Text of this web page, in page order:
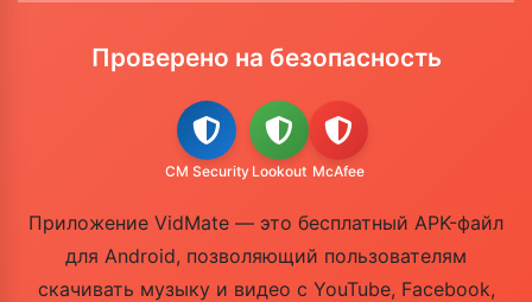
Проверено на безопасность
CM Security Lookout McAfee
Приложение VidMate — это бесплатный APK-файл
для Android, позволяющий пользователям
скачивать музыку и видео с YouTube, Facebook,